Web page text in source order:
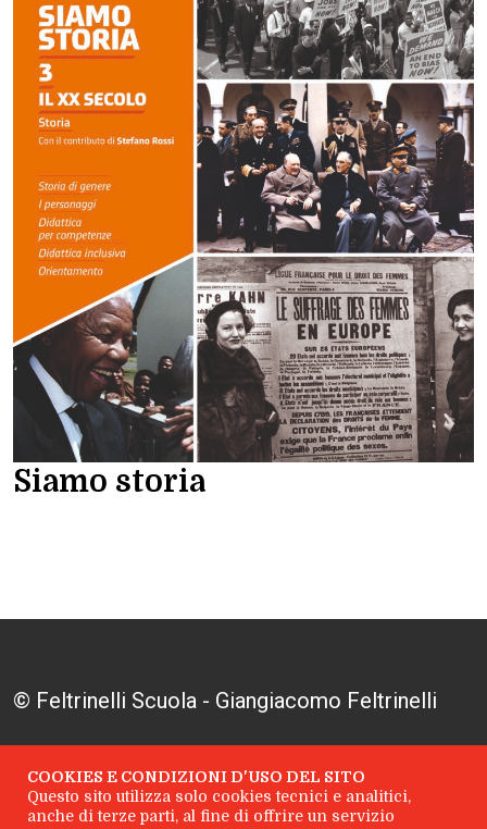
Siamo storia
© Feltrinelli Scuola - Giangiacomo Feltrinelli
Dati societari|Privacy policy|Chi
COOKIES E CONDIZIONI D'USO DEL SITO
Questo sito utilizza solo cookies tecnici e analitici,
anche di terze parti, al fine di offrire un servizio